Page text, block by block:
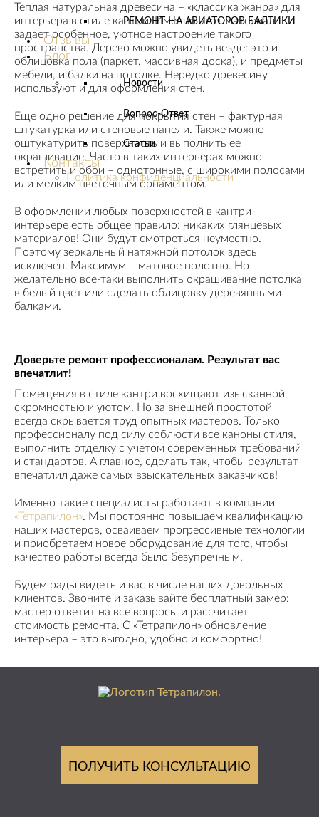
РЕМОНТ НА АВИАТОРОВ БАЛТИКИ
Отзывы
Блог
Новости
Вопрос-Ответ
Статьи
Контакты
Политика конфиденциальности
Теплая натуральная древесина – «классика жанра» для
интерьера в стиле кантри. Именно этот материал
задает особенное, уютное настроение такого
пространства. Дерево можно увидеть везде: это и
облицовка пола (паркет, массивная доска), и предметы
мебели, и балки на потолке. Нередко древесину
используют и для оформления стен.
Еще одно решение для покрытия стен – фактурная
штукатурка или стеновые панели. Также можно
оштукатурить поверхность и выполнить ее
окрашивание. Часто в таких интерьерах можно
встретить и обои – однотонные, с широкими полосами
или мелким цветочным орнаментом.
В оформлении любых поверхностей в кантри-
интерьере есть общее правило: никаких глянцевых
материалов! Они будут смотреться неуместно.
Поэтому зеркальный натяжной потолок здесь
исключен. Максимум – матовое полотно. Но
желательно все-таки выполнить окрашивание потолка
в белый цвет или сделать облицовку деревянными
балками.
Доверьте ремонт профессионалам. Результат вас
впечатлит!
Помещения в стиле кантри восхищают изысканной
скромностью и уютом. Но за внешней простотой
всегда скрывается труд опытных мастеров. Только
профессионалу под силу соблюсти все каноны стиля,
выполнить отделку с учетом современных требований
и стандартов. А главное, сделать так, чтобы результат
впечатлил даже самых взыскательных заказчиков!
Именно такие специалисты работают в компании
«Тетрапилон». Мы постоянно повышаем квалификацию
наших мастеров, осваиваем прогрессивные технологии
и приобретаем новое оборудование для того, чтобы
качество работы всегда было безупречным.
Будем рады видеть и вас в числе наших довольных
клиентов. Звоните и заказывайте бесплатный замер:
мастер ответит на все вопросы и рассчитает
стоимость ремонта. С «Тетрапилон» обновление
интерьера – это выгодно, удобно и комфортно!
ПОЛУЧИТЬ КОНСУЛЬТАЦИЮ